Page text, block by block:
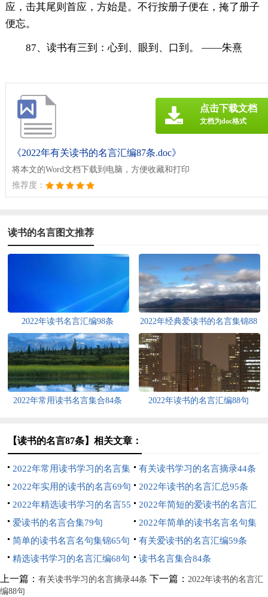
应，击其尾则首应，方始是。不行按册子便在，掩了册子
便忘。
87、读书有三到：心到、眼到、口到。 ——朱熹
《2022年有关读书的名言汇编87条.doc》
将本文的Word文档下载到电脑，方便收藏和打印
推荐度：
点击下载文档
文档为doc格式
读书的名言图文推荐
2022年读书名言汇编98条
2022年经典爱读书的名言集锦88
2022年常用读书名言集合84条 2022年读书的名言汇编88句
【读书的名言87条】相关文章：
2022年常用读书学习的名言集
合83条
有关读书学习的名言摘录44条
2022年实用的读书的名言69句
2022年读书的名言汇总95条
2022年精选读书学习的名言55
条
2022年简短的爱读书的名言汇
总65条
爱读书的名言合集79句
2022年简单的读书名言名句集
合36条
简单的读书名言名句集锦65句
有关爱读书的名言汇编59条
精选读书学习的名言汇编68句
读书名言集合84条
上一篇： 有关读书学习的名言摘录44条 下一篇： 2022年读书的名言汇
编88句